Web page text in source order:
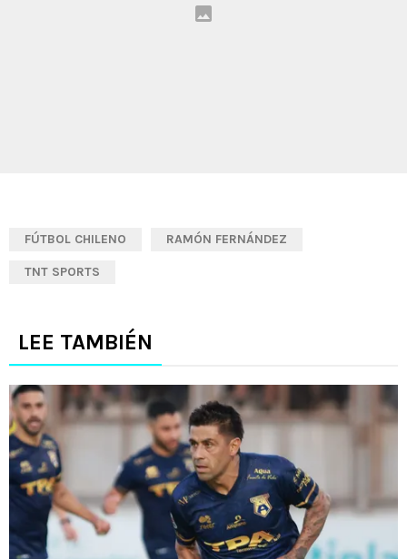
FÚTBOL CHILENO RAMÓN FERNÁNDEZ
TNT SPORTS
LEE TAMBIÉN